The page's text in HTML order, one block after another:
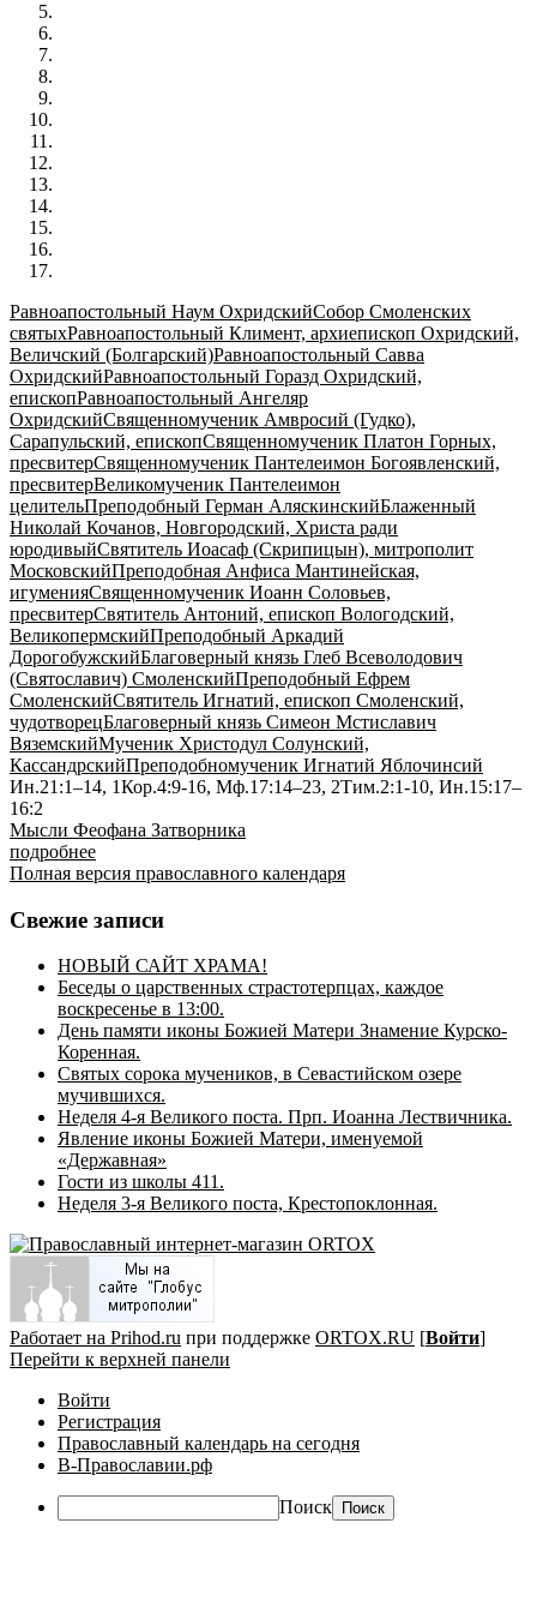
Равноапостольный Наум ОхридскийСобор Смоленских
святыхРавноапостольный Климент, архиепископ Охридский,
Величский (Болгарский)Равноапостольный Савва
ОхридскийРавноапостольный Горазд Охридский,
епископРавноапостольный Ангеляр
ОхридскийСвященномученик Амвросий (Гудко),
Сарапульский, епископСвященномученик Платон Горных,
пресвитерСвященномученик Пантелеимон Богоявленский,
пресвитерВеликомученик Пантелеимон
целительПреподобный Герман АляскинскийБлаженный
Николай Кочанов, Новгородский, Христа ради
юродивыйСвятитель Иоасаф (Скрипицын), митрополит
МосковскийПреподобная Анфиса Мантинейская,
игуменияСвященномученик Иоанн Соловьев,
пресвитерСвятитель Антоний, епископ Вологодский,
ВеликопермскийПреподобный Аркадий
ДорогобужскийБлаговерный князь Глеб Всеволодович
(Святославич) СмоленскийПреподобный Ефрем
СмоленскийСвятитель Игнатий, епископ Смоленский,
чудотворецБлаговерный князь Симеон Мстиславич
ВяземскийМученик Христодул Солунский,
КассандрскийПреподобномученик Игнатий Яблочинсий
Ин.21:1–14, 1Кор.4:9-16, Мф.17:14–23, 2Тим.2:1-10, Ин.15:17–
16:2
Мысли Феофана Затворника
подробнее
Полная версия православного календаря
Свежие записи
НОВЫЙ САЙТ ХРАМА!
Беседы о царственных страстотерпцах, каждое
воскресенье в 13:00.
День памяти иконы Божией Матери Знамение Курско-
Коренная.
Святых сорока мучеников, в Севастийском озере
мучившихся.
Неделя 4-я Великого поста. Прп. Иоанна Лествичника.
Явление иконы Божией Матери, именуемой
«Державная»
Гости из школы 411.
Неделя 3-я Великого поста, Крестопоклонная.
Работает на Prihod.ru при поддержке ORTOX.RU [Войти]
Перейти к верхней панели
Войти
Регистрация
Православный календарь на сегодня
В-Православии.рф
Поиск